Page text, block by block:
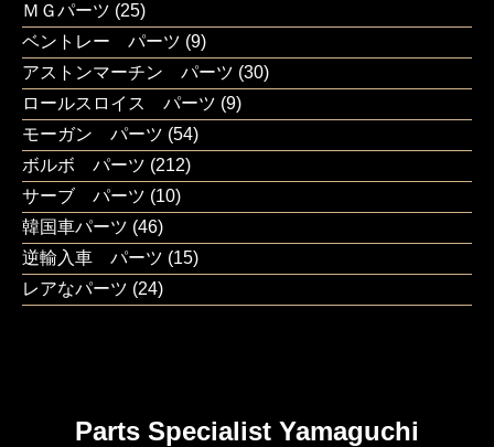
ＭＧパーツ (25)
ベントレー パーツ (9)
アストンマーチン パーツ (30)
ロールスロイス パーツ (9)
モーガン パーツ (54)
ボルボ パーツ (212)
サーブ パーツ (10)
韓国車パーツ (46)
逆輸入車 パーツ (15)
レアなパーツ (24)
Parts Specialist Yamaguchi